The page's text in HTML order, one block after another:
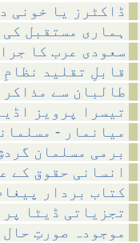
ڈاکٹرز یا خونی
ہماری مستقبل
سعودی عرب کا
قابلِ تقلید
طالبان سے
تیسرا پرویز
میانمار -
برمی مسلمان
انسانی حقوق کے
کتاب بردار
تجزیاتی ڈیٹا
موجودہ صورتِ